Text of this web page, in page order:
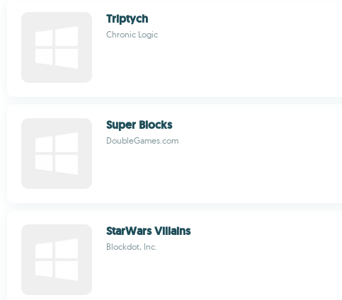
Triptych
Chronic Logic
Super Blocks
DoubleGames.com
StarWars Villains
Blockdot, Inc.